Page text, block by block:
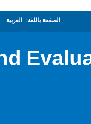
الصفحة باللغة: العربية